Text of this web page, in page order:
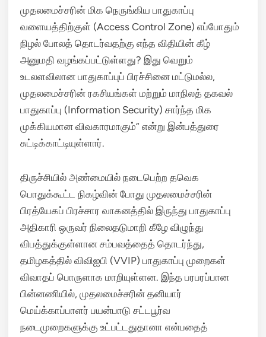
முதலமைச்சரின் மிக நெருங்கிய பாதுகாப்பு
வளையத்திற்குள் (Access Control Zone) எப்போதும்
நிழல் போலத் தொடர்வதற்கு எந்த விதியின் கீழ்
அனுமதி வழங்கப்பட்டுள்ளது? இது வெறும்
உடலளவிலான பாதுகாப்புப் பிரச்சினை மட்டுமல்ல,
முதலமைச்சரின் ரகசியங்கள் மற்றும் மாநிலத் தகவல்
பாதுகாப்பு (Information Security) சார்ந்த மிக
முக்கியமான விவகாரமாகும்” என்று இன்பத்துரை
சுட்டிக்காட்டியுள்ளார்.
திருச்சியில் அண்மையில் நடைபெற்ற தவெக
பொதுக்கூட்ட நிகழ்வின் போது முதலமைச்சரின்
பிரத்யேகப் பிரச்சார வாகனத்தில் இருந்து பாதுகாப்பு
அதிகாரி ஒருவர் நிலைதடுமாறி கீழே விழுந்து
விபத்துக்குள்ளான சம்பவத்தைத் தொடர்ந்து,
தமிழகத்தில் விவிஐபி (VVIP) பாதுகாப்பு முறைகள்
விவாதப் பொருளாக மாறியுள்ளன. இந்த பரபரப்பான
பின்னணியில், முதலமைச்சரின் தனியார்
மெய்க்காப்பாளர் பயன்பாடு சட்டபூர்வ
நடைமுறைகளுக்கு உட்பட்டதுதானா என்பதைத்